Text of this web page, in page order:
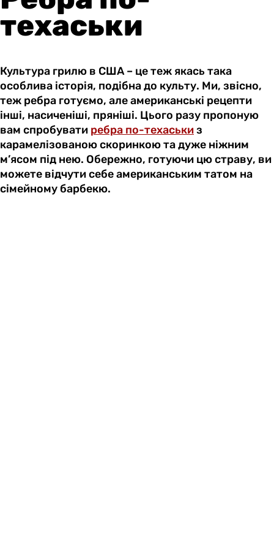
техаськи
Культура грилю в США – це теж якась така
особлива історія, подібна до культу. Ми, звісно,
теж ребра готуємо, але американські рецепти
інші, насиченіші, пряніші. Цього разу пропоную
вам спробувати ребра по-техаськиз
карамелізованою скоринкою та дуже ніжним
м’ясом під нею. Обережно, готуючи цю страву, ви
можете відчути себе американським татом на
сімейному барбекю.